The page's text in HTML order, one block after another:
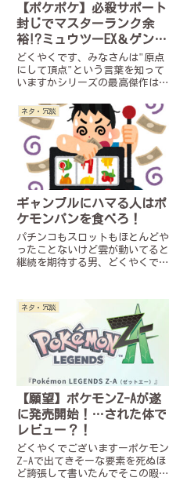
【ポケポケ】必殺サポート
封じでマスターランク余
裕⁉ミュウツーEX＆ゲンガ
ーデッキ！！
どくやくです、みなさんは"原点
にして頂点"という言葉を知って
いますかシリーズの最高傑作はそ
作品こそ相応しいという意味ダイ
ヤモンドパールだかサンムーンだ
か知りませんが結局最強の遺伝子
（ミュウツーEX）が一番強い
ん...
ネタ・冗談
ギャンブルにハマる人はポ
ケモンパンを食べろ！
パチンコもスロットもほとんどや
ったことないけど雲が動いてると
継続を期待する男、どくやくです
ンブルにハマったのかしら？お金
が欲しいから？ 演出を楽しみた
いから？いいえ違いますわ！あ
な...
ネタ・冗談
【願望】ポケモンZ-Aが遂
に発売開始！…された体で
レビュー？！
どくやくでございますーポケモン
Z-Aで出てきそーな要素を死ぬほ
ど誇張して書いたんでそこの暇な